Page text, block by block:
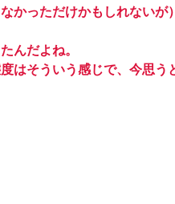
かっただけかもしれない
んだよね。
はそういう感じで、今思う